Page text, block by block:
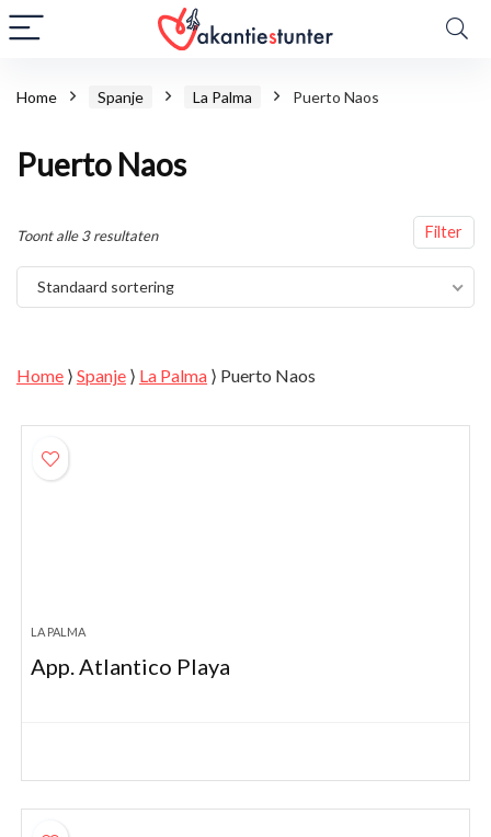
Home Spanje La Palma Puerto Naos
Puerto Naos
Filter
Toont alle 3 resultaten
Standaard sortering
Home ⟩ Spanje ⟩ La Palma ⟩ Puerto Naos
LA PALMA
App. Atlantico Playa